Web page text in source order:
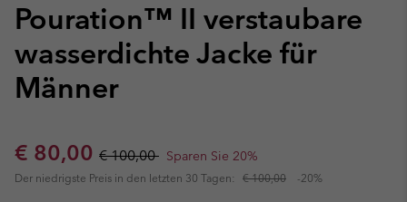
Pouration™ II verstaubare
wasserdichte Jacke für
Männer
Sale price:
€ 80,00 Regular price:
€ 100,00 Sparen Sie 20%
Der niedrigste Preis in den letzten 30 Tagen: € 100,00 -20%